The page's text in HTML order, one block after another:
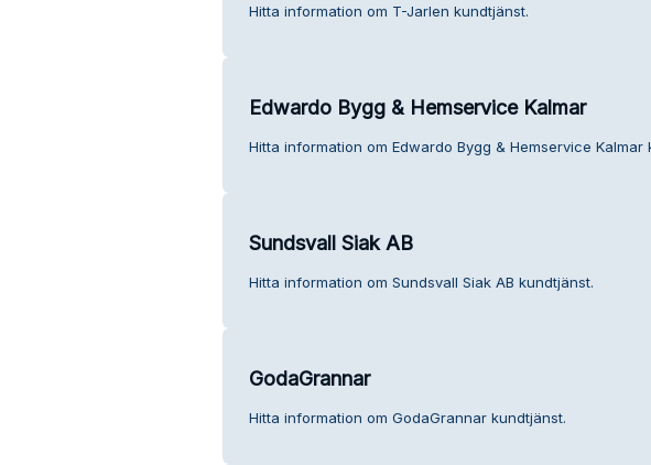
Hitta information om T-Jarlen kundtjänst.
Edwardo Bygg & Hemservice Kalmar
Hitta information om Edwardo Bygg & Hemservice Kalmar
Sundsvall Siak AB
Hitta information om Sundsvall Siak AB kundtjänst.
GodaGrannar
Hitta information om GodaGrannar kundtjänst.